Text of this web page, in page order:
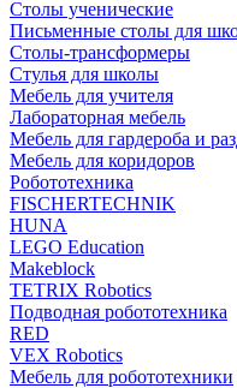
Столы ученические
Письменные столы для
Столы-трансформеры
Стулья для школы
Мебель для учителя
Лабораторная мебель
Мебель для гардероба и
Мебель для коридоров
Робототехника
FISCHERTECHNIK
HUNA
LEGO Education
Makeblock
TETRIX Robotics
Подводная робототехника
RED
VEX Robotics
Мебель для робототехники